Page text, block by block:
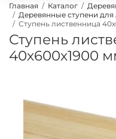
Главная Каталог
Деревянные ступени для
Ступень лиственница
Ступень
40х600х1900